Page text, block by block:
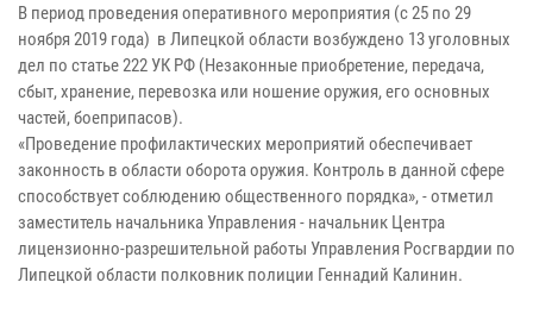
В период проведения оперативного мероприятия (с 25 по 29
ноября 2019 года) в Липецкой области возбуждено 13 уголовных
дел по статье 222 УК РФ (Незаконные приобретение, передача,
сбыт, хранение, перевозка или ношение оружия, его основных
частей, боеприпасов).
«Проведение профилактических мероприятий обеспечивает
законность в области оборота оружия. Контроль в данной сфере
способствует соблюдению общественного порядка», - отметил
заместитель начальника Управления - начальник Центра
лицензионно-разрешительной работы Управления Росгвардии по
Липецкой области полковник полиции Геннадий Калинин.